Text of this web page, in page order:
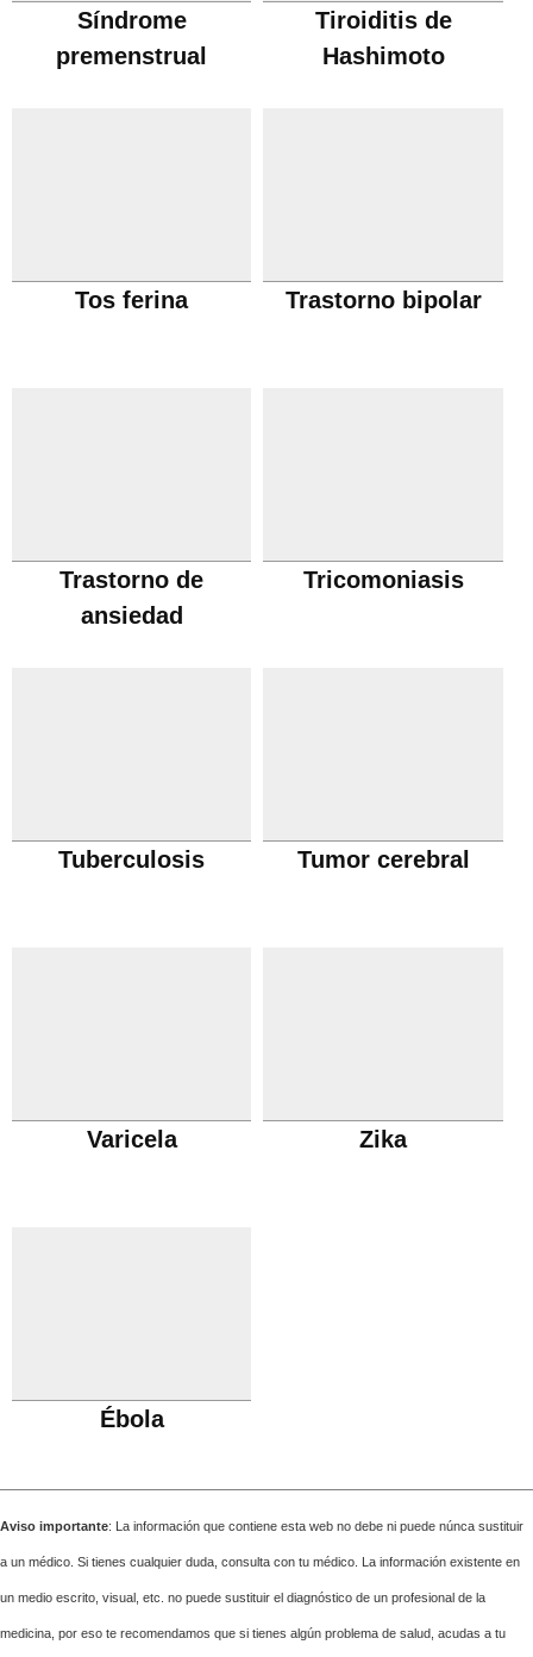
Síndrome
premenstrual
Tiroiditis de
Hashimoto
Tos ferina Trastorno bipolar
Trastorno de
ansiedad
Tricomoniasis
Tuberculosis Tumor cerebral
Varicela Zika
Ébola
Aviso importante: La información que contiene esta web no debe ni puede núnca sustituir
a un médico. Si tienes cualquier duda, consulta con tu médico. La información existente en
un medio escrito, visual, etc. no puede sustituir el diagnóstico de un profesional de la
medicina, por eso te recomendamos que si tienes algún problema de salud, acudas a tu